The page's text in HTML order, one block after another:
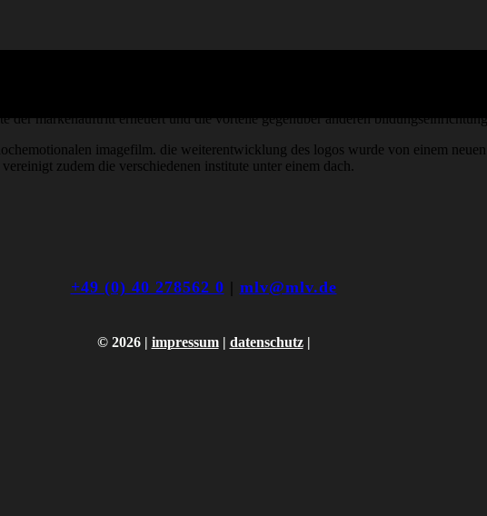
markenauftritt erneuert und die vorteile gegenüber anderen
imagefilm. die weiterentwicklung des logos wurde von einem
zudem die verschiedenen institute unter einem dach.
+49 (0) 40 278562 0 mlv@mlv.de
© 2026 | impressum| datenschutz|